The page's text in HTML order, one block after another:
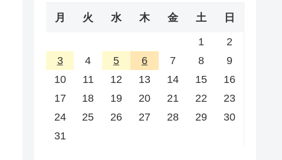
月 火 水 木 金 土 日
1
2
3
4 5 6 7 8
9
10
11 12 13 14 15
16
17
18 19 20 21 22
23
24
25 26 27 28 29
30
31